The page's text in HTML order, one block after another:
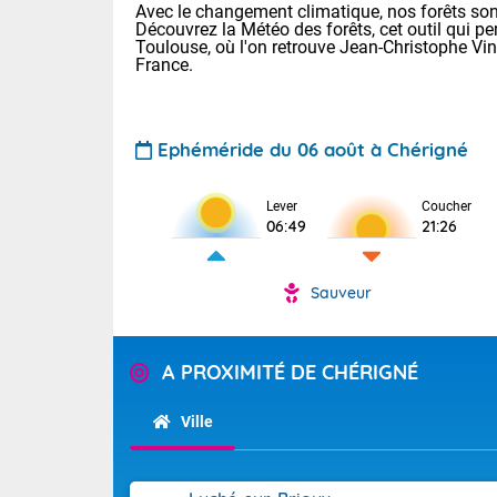
Pour la
Tendance
Avec le changement climatique, nos forêts
Découvrez la Météo des forêts, cet outil qui
Toulouse, où l'on retrouve Jean-Christophe
France.
Ephéméride du 06 août à Chérigné
Lever
06:49
Coucher
21:26
Sauveur
A PROXIMITÉ DE CHÉRIGNÉ
Ville
Voici les
Lyon : 32
25 Nancy :
Risque
(84). Sur le
Sur les